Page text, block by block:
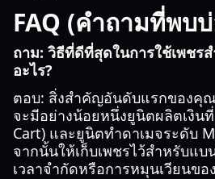
FAQ (คำถามที่พบ
ถาม: วิธีที่ดีที่สุดในการใช้เพชร
อะไร?
ตอบ: สิ่งสำคัญอันดับแรกของคุ
จะมีอย่างน้อยหนึ่งยูนิตผลิตเงินที่
Cart) และยูนิตทำดาเมจระดับ
จากนั้นให้เก็บเพชรไว้สำหรับแ
เวลาจำกัดหรือการหมุนเวียนข